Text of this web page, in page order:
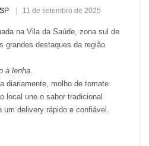
11 de setembro de 2025
na Vila da Saúde, zona sul de
grandes destaques da região
à lenha.
diariamente, molho de tomate
local une o sabor tradicional
um delivery rápido e confiável.